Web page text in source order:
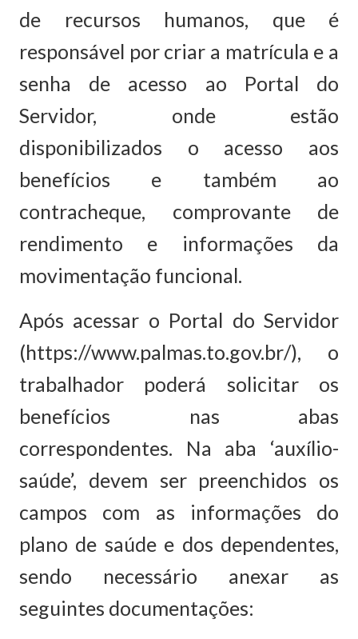
de recursos humanos, que é
responsável por criar a matrícula e a
senha de acesso ao Portal do
Servidor, onde estão
disponibilizados o acesso aos
benefícios e também ao
contracheque, comprovante de
rendimento e informações da
movimentação funcional.
Após acessar o Portal do Servidor
(https://www.palmas.to.gov.br/), o
trabalhador poderá solicitar os
benefícios nas abas
correspondentes. Na aba ‘auxílio-
saúde’, devem ser preenchidos os
campos com as informações do
plano de saúde e dos dependentes,
sendo necessário anexar as
seguintes documentações: